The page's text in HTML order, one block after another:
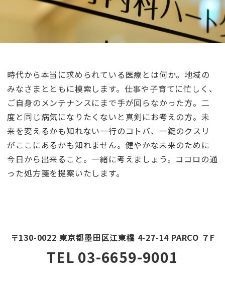
時代から本当に求められている医療とは何か。地域の
みなさまとともに模索します。仕事や子育てに忙しく、
ご自身のメンテナンスにまで手が回らなかった方。二
度と同じ病気になりたくないと真剣にお考えの方。未
来を変えるかも知れない一行のコトバ、一錠のクスリ
がここにあるかも知れません。健やかな未来のために
今日から出来ること。一緒に考えましょう。ココロの通
った処方箋を提案いたします。
〒130-0022 東京都墨田区江東橋 4-27-14 PARCO ７F
TEL 03-6659-9001